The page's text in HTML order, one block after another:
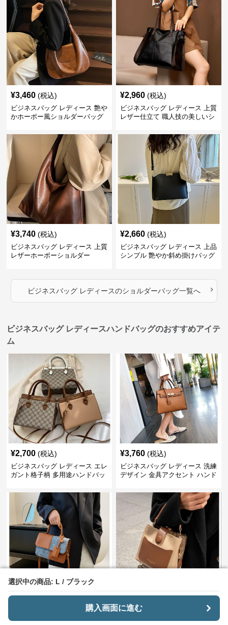
選択中の商品: L / ブラック
購入画面に進む
選択中の商品: L / ブラック
購入画面に進む
¥3,460 (税込)
ビジネスバッグ レディース 艶や
かホーボー風ショルダーバッグ
¥2,960 (税込)
ビジネスバッグ レディース 上質
レザー仕立て 職人技の美しいシ
¥3,740 (税込)
ビジネスバッグ レディース 上質
レザーホーボーショルダー
¥2,660 (税込)
ビジネスバッグ レディース 上品
シンプル 艶やか斜め掛けバッグ
ビジネスバッグ レディースのショルダーバッグ一覧へ ›
ビジネスバッグ レディースハンドバッグのおすすめアイテ
ム
¥2,700 (税込)
ビジネスバッグ レディース エレ
ガント格子柄 多用途ハンドバッ
¥3,760 (税込)
ビジネスバッグ レディース 洗練
デザイン 金具アクセント ハンド
¥2,460 (税込)
ビジネスバッグ レディース 市松
模様のパッチワークショルダー
¥5,560 (税込)
ビジネスバッグ レディース 上品
バイカラーミニトートショルダ
ー